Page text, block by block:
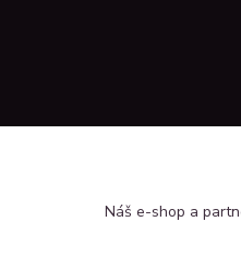
Náš e-shop a